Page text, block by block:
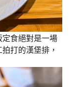
食絕對是一場
打的漢堡排，